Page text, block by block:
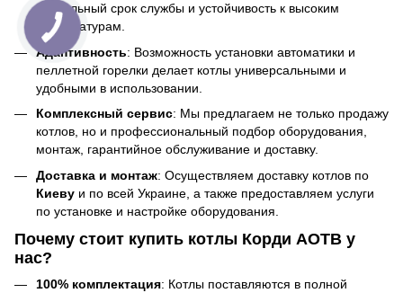
длительный срок службы и устойчивость к высоким
температурам.
Адаптивность: Возможность установки автоматики и
пеллетной горелки делает котлы универсальными и
удобными в использовании.
Комплексный сервис: Мы предлагаем не только продажу
котлов, но и профессиональный подбор оборудования,
монтаж, гарантийное обслуживание и доставку.
Доставка и монтаж: Осуществляем доставку котлов по
Киеву и по всей Украине, а также предоставляем услуги
по установке и настройке оборудования.
Почему стоит купить котлы Корди АОТВ у
нас?
100% комплектация: Котлы поставляются в полной